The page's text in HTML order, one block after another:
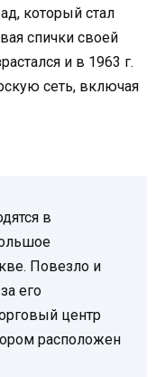
который стал
спички своей
и в 1963 г.
сеть, включая
в
Повезло и
его
центр
расположен